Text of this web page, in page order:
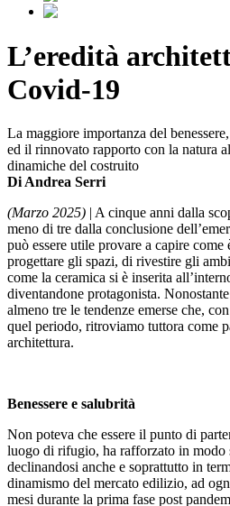
L’eredità
Covid-19
La maggiore importanza del
ed il rinnovato rapporto con la natura
dinamiche del costruito
Di Andrea Serri
(Marzo 2025) | A cinque anni dalla
meno di tre dalla conclusione
può essere utile provare a capire
progettare gli spazi, di rivestire gli
come la ceramica si è inserita
diventandone protagonista.
almeno tre le tendenze emerse che,
quel periodo, ritroviamo tuttora come
architettura.
Benessere e salubrità
Non poteva che essere il punto di
luogo di rifugio, ha rafforzato in
declinandosi anche e soprattutto in
dinamismo del mercato edilizio, ad
mesi durante la prima fase post